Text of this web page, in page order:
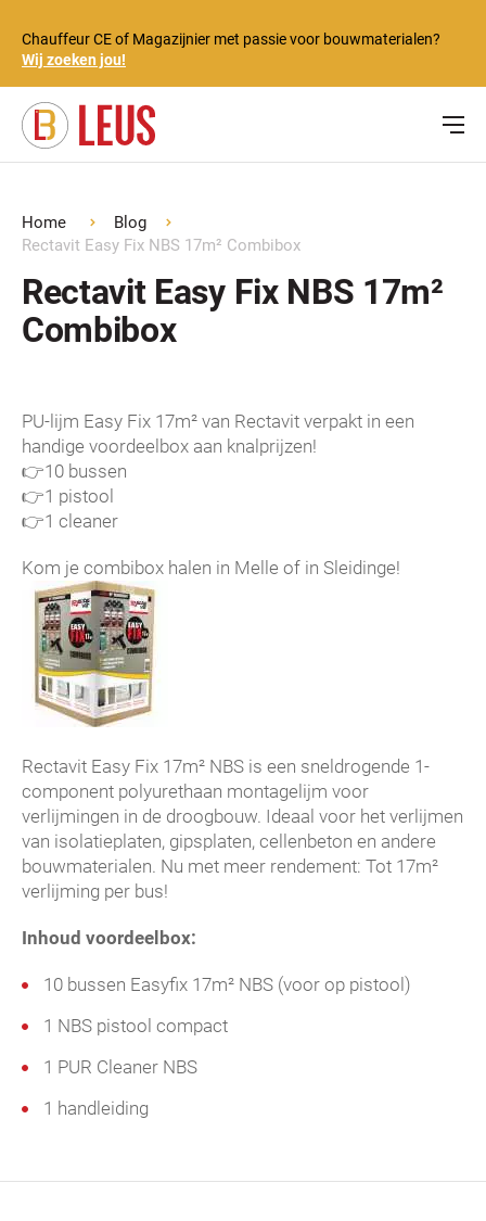
Chauffeur CE of Magazijnier met passie voor bouwmaterialen?
Wij zoeken jou!
Home
Blog
Rectavit Easy Fix NBS 17m² Combibox
Rectavit Easy Fix NBS 17m²
Combibox
PU-lijm Easy Fix 17m² van Rectavit verpakt in een
handige voordeelbox aan knalprijzen!
👉10 bussen
👉1 pistool
👉1 cleaner
Kom je combibox halen in Melle of in Sleidinge!
Rectavit Easy Fix 17m² NBS is een sneldrogende 1-
component polyurethaan montagelijm voor
verlijmingen in de droogbouw. Ideaal voor het verlijmen
van isolatieplaten, gipsplaten, cellenbeton en andere
bouwmaterialen. Nu met meer rendement: Tot 17m²
verlijming per bus!
Inhoud voordeelbox:
10 bussen Easyfix 17m² NBS (voor op pistool)
1 NBS pistool compact
1 PUR Cleaner NBS
1 handleiding